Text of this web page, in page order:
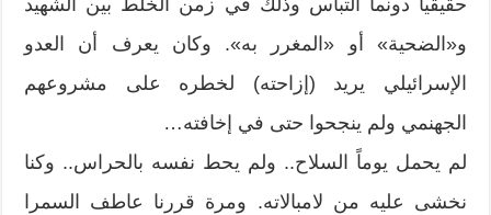
حقيقياً دونما التباس وذلك في زمن الخلط بين الشهيد
و«الضحية» أو «المغرر به». وكان يعرف أن العدو
الإسرائيلي يريد (إزاحته) لخطره على مشروعهم
الجهنمي ولم ينجحوا حتى في إخافته…
لم يحمل يوماً السلاح.. ولم يحط نفسه بالحراس.. وكنا
نخشى عليه من لامبالاته. ومرة قررنا عاطف السمرا